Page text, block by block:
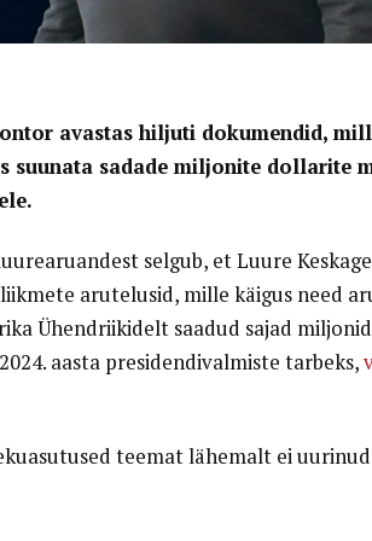
avastas hiljuti dokumendid,
suunata sadade miljonite dollarite
selgub, et Luure
arutelusid, mille käigus need
Ühendriikidelt saadud sajad
aasta presidendivalmiste tarbeks,
teemat lähemalt ei